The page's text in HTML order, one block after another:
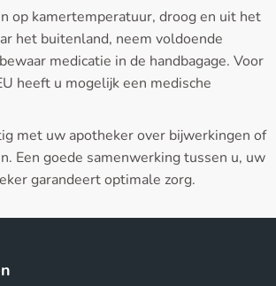
op kamertemperatuur, droog en uit het
het buitenland, neem voldoende
medicatie in de handbagage. Voor
heeft u mogelijk een medische
met uw apotheker over bijwerkingen of
Een goede samenwerking tussen u, uw
garandeert optimale zorg.